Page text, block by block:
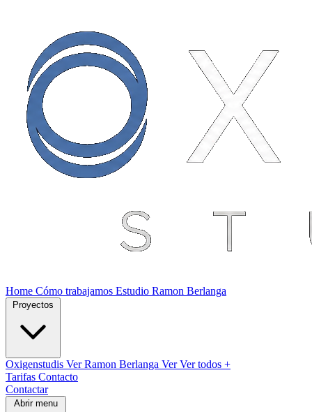
Home Cómo trabajamos Estudio Ramon Berlanga
Proyectos
Oxigenstudis Ver Ramon Berlanga Ver Ver todos +
Tarifas Contacto
Contactar
Abrir menu